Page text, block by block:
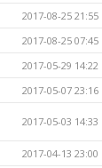
2017-08-25 21:55
2017-08-25 07:45
2017-05-29 14:22
2017-05-07 23:16
2017-05-03 14:33
2017-04-13 23:00